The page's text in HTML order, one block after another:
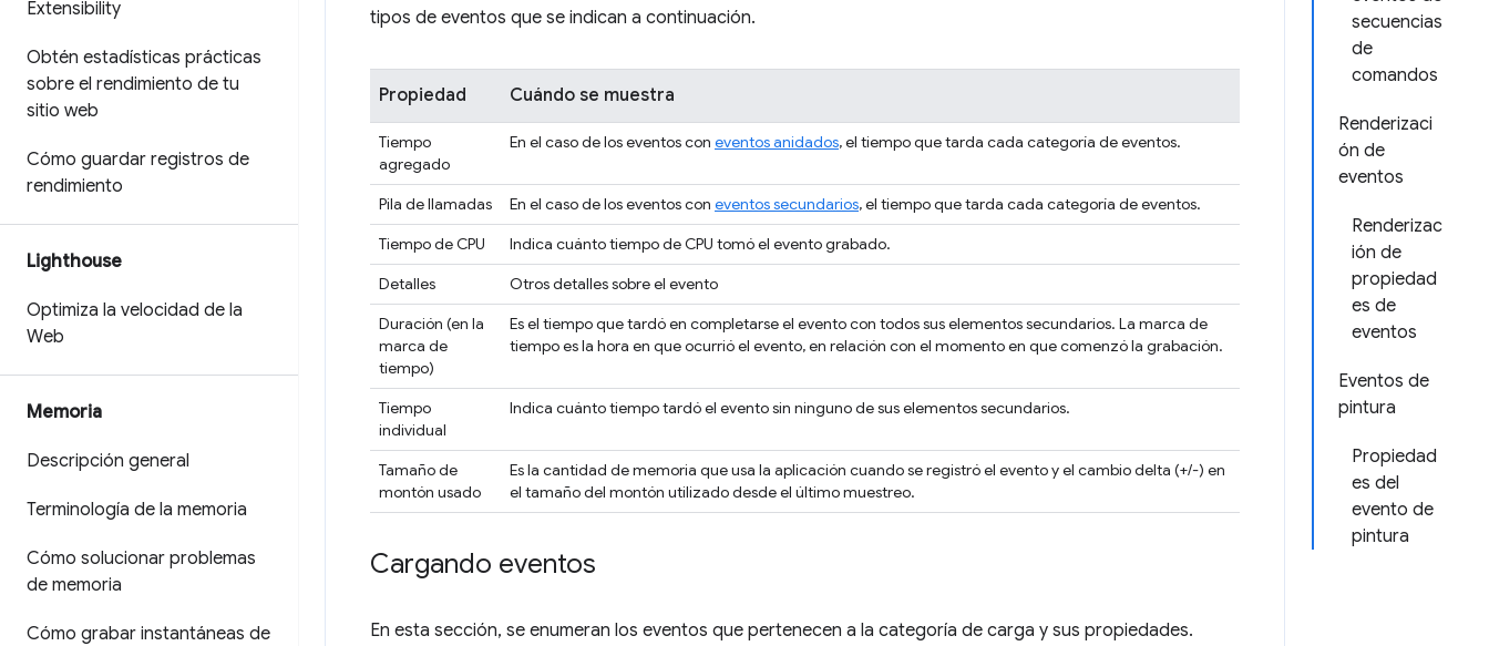
Extensibility
Obtén estadísticas prácticas
sobre el rendimiento de tu
sitio web
Cómo guardar registros de
rendimiento
Lighthouse
Optimiza la velocidad de la
Web
Memoria
Descripción general
Terminología de la memoria
Cómo solucionar problemas
de memoria
Cómo grabar instantáneas de
secuencias
de
comandos
Renderizaci
ón de
eventos
Renderizac
ión de
propiedad
es de
eventos
Eventos de
pintura
Propiedad
es del
evento de
pintura
tipos de eventos que se indican a continuación.
Propiedad Cuándo se muestra
Tiempo
agregado
En el caso de los eventos con eventos anidados, el tiempo que tarda cada categoría de eventos.
Pila de llamadas En el caso de los eventos con eventos secundarios, el tiempo que tarda cada categoría de eventos.
Tiempo de CPU
Indica cuánto tiempo de CPU tomó el evento grabado.
Detalles
Otros detalles sobre el evento
Duración (en la
marca de
tiempo)
Es el tiempo que tardó en completarse el evento con todos sus elementos secundarios. La marca de
tiempo es la hora en que ocurrió el evento, en relación con el momento en que comenzó la grabación.
Tiempo
individual
Indica cuánto tiempo tardó el evento sin ninguno de sus elementos secundarios.
Tamaño de
montón usado
Es la cantidad de memoria que usa la aplicación cuando se registró el evento y el cambio delta (+/-) en
el tamaño del montón utilizado desde el último muestreo.
Cargando eventos
En esta sección, se enumeran los eventos que pertenecen a la categoría de carga y sus propiedades.